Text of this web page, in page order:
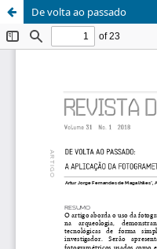
De volta ao passado